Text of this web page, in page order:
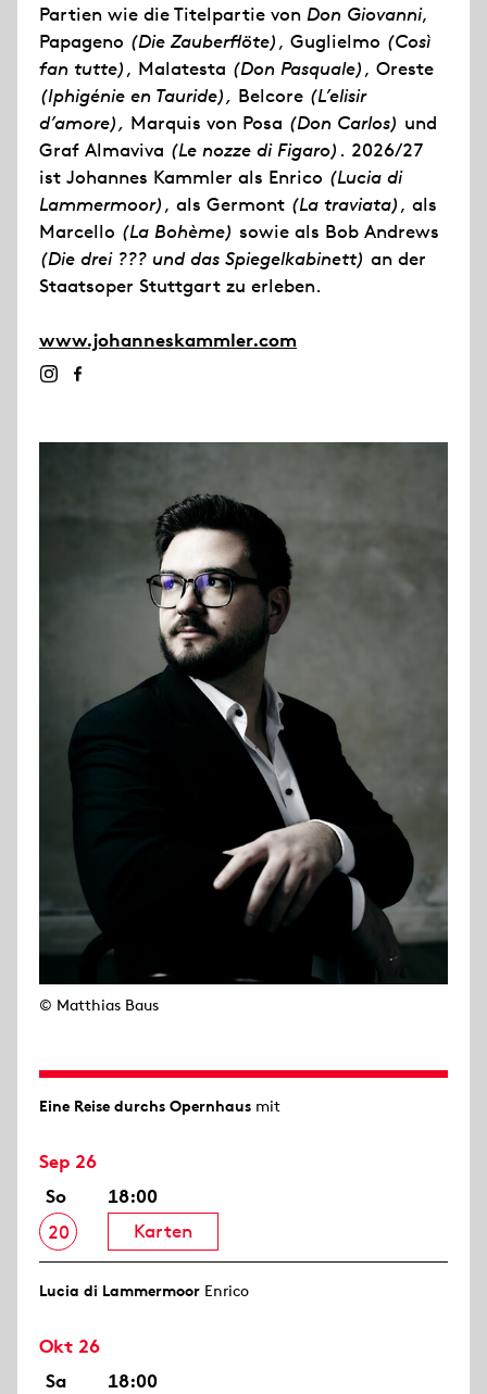
Partien wie die Titelpartie von Don Giovanni,
Papageno (Die Zauberflöte), Guglielmo (Così
fan tutte), Malatesta (Don Pasquale), Oreste
(Iphigénie en Tauride), Belcore (L’elisir
d’amore), Marquis von Posa (Don Carlos) und
Graf Almaviva (Le nozze di Figaro) . 2026/27
ist Johannes Kammler als Enrico (Lucia di
Lammermoor), als Germont (La traviata), als
Marcello (La Bohème) sowie als Bob Andrews
(Die drei ??? und das Spiegelkabinett) an der
Staatsoper Stuttgart zu erleben.
www.johanneskammler.com
© Matthias Baus
Eine Reise durchs Opernhaus mit
Sep 26
So
20
18:00
Karten
Lucia di Lammermoor Enrico
Okt 26
Sa
18:00